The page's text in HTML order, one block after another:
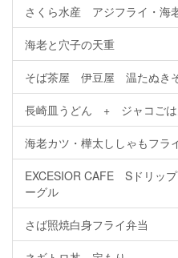
さくら水産 アジフライ・海
海老と穴子の天重
そば茶屋 伊豆屋 温たぬき
長崎皿うどん + ジャコごは
海老カツ・樺太ししゃもフラ
EXCESIOR CAFE Sドリッ
ーグル
さば照焼白身フライ弁当